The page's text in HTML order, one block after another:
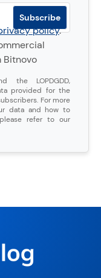
policy.
Bitnovo
the LOPDGDD,
provided for the
For more
data and how to
refer to our